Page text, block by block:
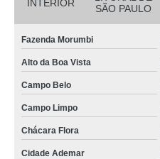
cartão de acesso pvc Perdizes
empresa que faz cartão de visita pvc
cartão de acesso pvc Suzano
cartão pvc personalizado valor Vila
cartão pvc para crachás Itu
cartão fidelidade pvc valor Perdizes
INTERIOR
SÃO PAULO
Fazenda Morumbi
Alto da Boa Vista
Campo Belo
Campo Limpo
Chácara Flora
Cidade Ademar